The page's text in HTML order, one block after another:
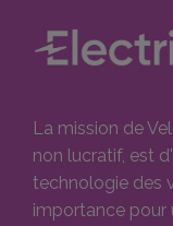
La mission de
non lucratif, est
technologie des
importance pour